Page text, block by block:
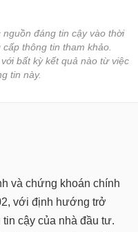
đáng tin cậy vào thời
thông tin tham khảo.
bất kỳ kết quả nào từ việc
tin này.
và chứng khoán chính
với định hướng trở
cậy của nhà đầu tư.